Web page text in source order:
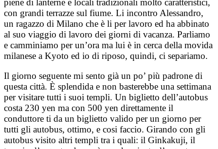
con grandi terrazze sul fiume. Li incontro Alessandro,
un ragazzo di Milano che è li per lavoro ed ha abbinato
al suo viaggio di lavoro dei giorni di vacanza. Parliamo
e camminiamo per un’ora ma lui è in cerca della movida
milanese a Kyoto ed io di riposo, quindi, ci separiamo.
Il giorno seguente mi sento già un po’ più padrone di
questa città. È splendida e non basterebbe una settimana
per visitare tutti i suoi templi. Un biglietto dell’autobus
costa 230 yen ma con 500 yen direttamente il
conduttore ti da un biglietto valido per un giorno per
tutti gli autobus, ottimo, e cosi faccio. Girando con gli
autobus visito altri templi tra i quali: il Ginkakuji, il